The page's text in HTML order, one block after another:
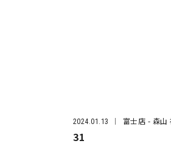
2024.01.13 富士店 - 森山
31